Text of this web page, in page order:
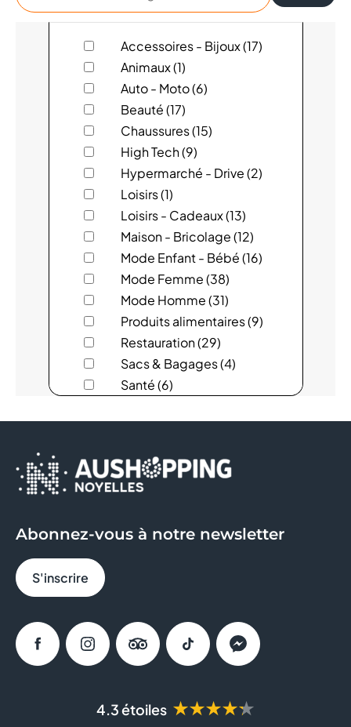
un
magasin
123 PARE-BRISE
4 MURS
ACTION
ADOPT'
AGENCE VOYAGES BAUDART
ALIZÉS PRESSING
ARMAND THIERY
AU BUREAU
AUCHAN
AUCHAN DRIVE
BLEU
BONOBO
BOTTINA
Accessoires - Bijoux (17)
Animaux (1)
Auto - Moto (6)
Beauté (17)
Chaussures (15)
High Tech (9)
Hypermarché - Drive (2)
Loisirs (1)
Loisirs - Cadeaux (13)
Maison - Bricolage (12)
Mode Enfant - Bébé (16)
Mode Femme (38)
Mode Homme (31)
Produits alimentaires (9)
Restauration (29)
Sacs & Bagages (4)
Santé (6)
Sous-vêtements (8)
Sweat Eats (1)
4.3 étoiles ★★★★★
Abonnez-vous à notre newsletter
S'inscrire
FacebookInstagramTripadvisorTiktok Messenger